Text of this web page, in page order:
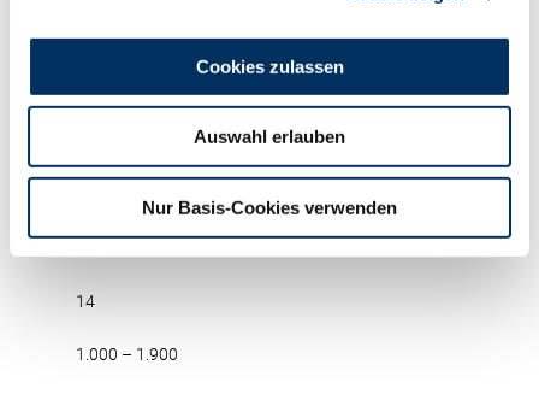
Cookies zulassen
Auswahl erlauben
Nur Basis-Cookies verwenden
Preisspanne €
Differenz Vormonat €
14
1.000 – 1.900